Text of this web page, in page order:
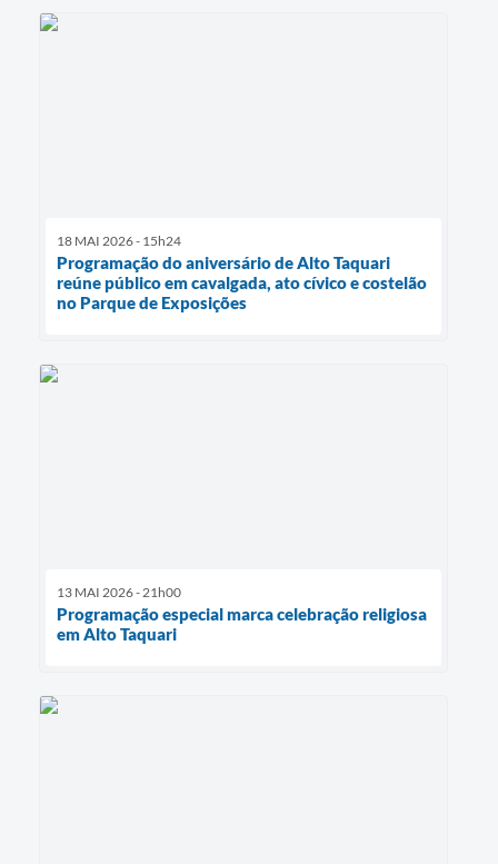
18 MAI 2026 - 15h24
Programação do aniversário de Alto Taquari
reúne público em cavalgada, ato cívico e costelão
no Parque de Exposições
13 MAI 2026 - 21h00
Programação especial marca celebração religiosa
em Alto Taquari